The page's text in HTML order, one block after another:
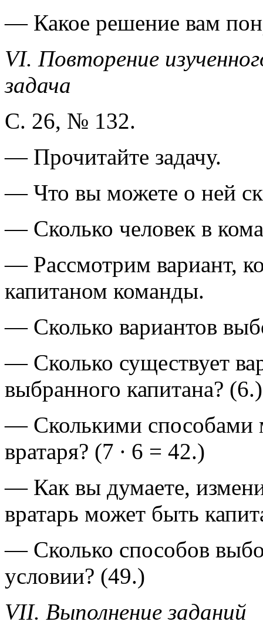
— Какое решение вам
VI. Повторение
задача
С. 26, № 132.
— Прочитайте задачу.
— Что вы можете о ней
— Сколько человек в
— Рассмотрим вариант,
капитаном команды.
— Сколько вариантов
— Сколько существует
выбранного капитана? (6.)
— Сколькими способами
вратаря? (7 ∙ 6 = 42.)
— Как вы думаете,
вратарь может быть
— Сколько способов
условии? (49.)
VII. Выполнение заданий